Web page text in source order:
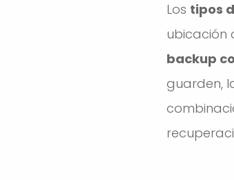
Los tipos
ubicación
backup
guarden,